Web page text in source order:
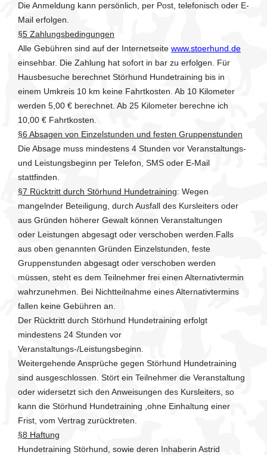
Die Anmeldung kann persönlich, per Post, telefonisch oder E-
Mail erfolgen.
§5 Zahlungsbedingungen
Alle Gebühren sind auf der Internetseite www.stoerhund.de
einsehbar. Die Zahlung hat sofort in bar zu erfolgen. Für
Hausbesuche berechnet Störhund Hundetraining bis in
einem Umkreis 10 km keine Fahrtkosten. Ab 10 Kilometer
werden 5,00 € berechnet. Ab 25 Kilometer berechne ich
10,00 € Fahrtkosten.
§6 Absagen von Einzelstunden und festen Gruppenstunden
Die Absage muss mindestens 4 Stunden vor Veranstaltungs-
und Leistungsbeginn per Telefon, SMS oder E-Mail
stattfinden.
§7 Rücktritt durch Störhund Hundetraining: Wegen
mangelnder Beteiligung, durch Ausfall des Kursleiters oder
aus Gründen höherer Gewalt können Veranstaltungen
oder Leistungen abgesagt oder verschoben werden.Falls
aus oben genannten Gründen Einzelstunden, feste
Gruppenstunden abgesagt oder verschoben werden
müssen, steht es dem Teilnehmer frei einen Alternativtermin
wahrzunehmen. Bei Nichtteilnahme eines Alternativtermins
fallen keine Gebühren an.
Der Rücktritt durch Störhund Hundetraining erfolgt
mindestens 24 Stunden vor
Veranstaltungs-/Leistungsbeginn.
Weitergehende Ansprüche gegen Störhund Hundetraining
sind ausgeschlossen. Stört ein Teilnehmer die Veranstaltung
oder widersetzt sich den Anweisungen des Kursleiters, so
kann die Störhund Hundetraining ,ohne Einhaltung einer
Frist, vom Vertrag zurücktreten.
§8 Haftung
Hundetraining Störhund, sowie deren Inhaberin Astrid